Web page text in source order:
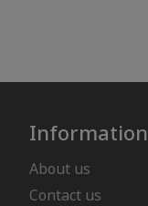
Information
About us
Contact us